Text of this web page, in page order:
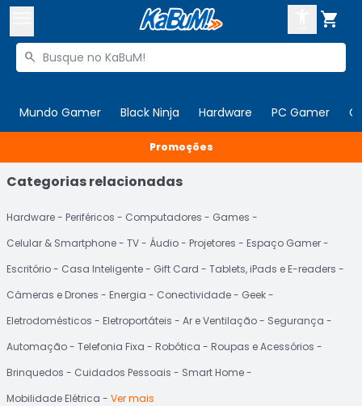

Buscar produtos

Mundo Gamer Black Ninja Hardware PC Gamer
Olá. Acesse sua conta
 Departamentos
Cupons
Ativar tradutor em libras
ENTRE
CADASTRE-SE
Promoções
Categorias relacionadas
Hardware Periféricos Computadores
Games
Celular & Smartphone
TV Áudio Projetores
Espaço Gamer
Escritório
Casa Inteligente Gift Card
Tablets, iPads e E-readers
Câmeras e Drones
Energia Conectividade
Geek
Eletrodomésticos
Eletroportáteis Ar e Ventilação
Segurança
Automação
Telefonia Fixa Robótica
Roupas e Acessórios
Brinquedos
Cuidados Pessoais
Smart Home
Mobilidade Elétrica
Ver mais